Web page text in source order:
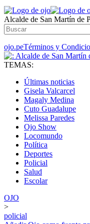
Alcalde de San Martín de
ojo.peTérminos y
TEMAS:
Últimas noticias
Gisela Valcarcel
Magaly Medina
Cuto Guadalupe
Melissa Paredes
Ojo Show
Locomundo
Política
Deportes
Policial
Salud
Escolar
OJO
>
policial